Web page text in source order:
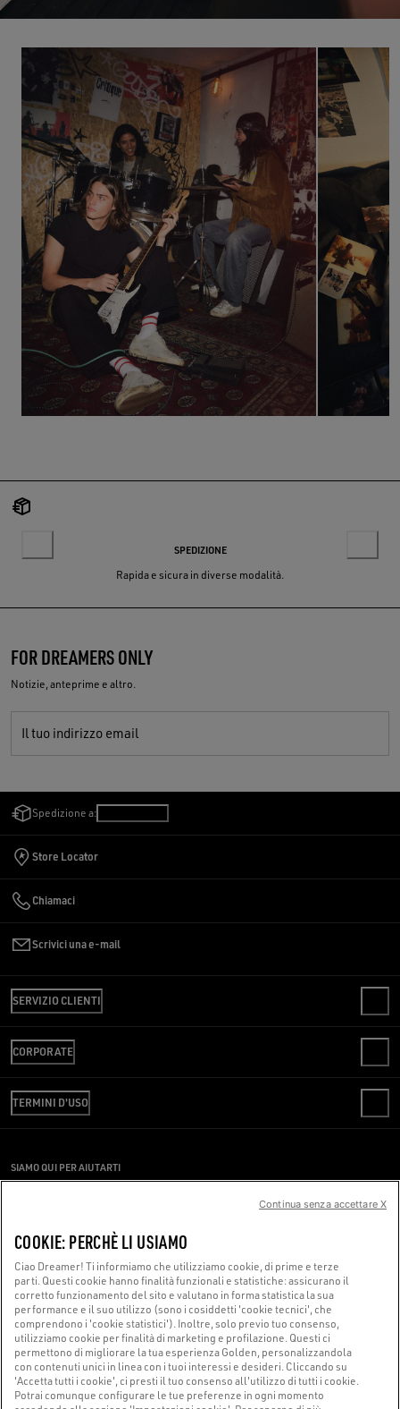
SPEDIZIONE
Rapida e sicura in diverse modalità.
FOR DREAMERS ONLY
Notizie, anteprime e altro.
Il tuo indirizzo email
Spedizione a:
Store Locator
Chiamaci
Scrivici una e-mail
SERVIZIO CLIENTI
FAQ
VERIFICA IL TUO ORDINE
SPEDIZIONI
RESI
GUIDA ALLE TAGLIE
CORPORATE
CODICE ETICO
SOSTENIBILITÀ
PRESS OFFICE
TERMINI D'USO
PRIVACY POLICY
WHISTLEBLOWING
DICHIARAZIONE DI ACCESSIBILITÀ
SIAMO QUI PER AIUTARTI
Made with ❤ in Venice.
Golden Goose S.p.A. ©2026 - All Rights Reserved.Maggiori informazioni
COOKIE: PERCHÈ LI USIAMO
Ciao Dreamer! Ti informiamo che utilizziamo cookie, di prime e terze
parti. Questi cookie hanno finalità funzionali e statistiche: assicurano il
corretto funzionamento del sito e valutano in forma statistica la sua
performance e il suo utilizzo (sono i cosiddetti 'cookie tecnici', che
comprendono i 'cookie statistici'). Inoltre, solo previo tuo consenso,
utilizziamo cookie per finalità di marketing e profilazione. Questi ci
permettono di migliorare la tua esperienza Golden, personalizzandola
con contenuti unici in linea con i tuoi interessi e desideri. Cliccando su
'Accetta tutti i cookie', ci presti il tuo consenso all'utilizzo di tutti i cookie.
Potrai comunque configurare le tue preferenze in ogni momento
Continua senza accettare X